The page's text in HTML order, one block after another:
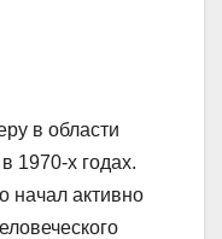
в области
1970-х годах.
начал активно